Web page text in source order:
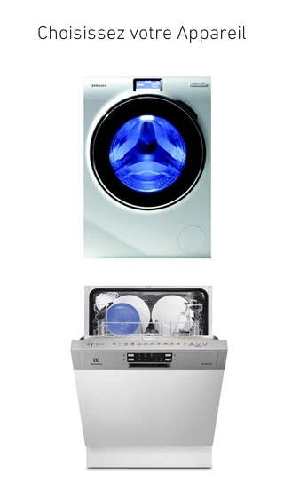
Choisissez votre Appareil